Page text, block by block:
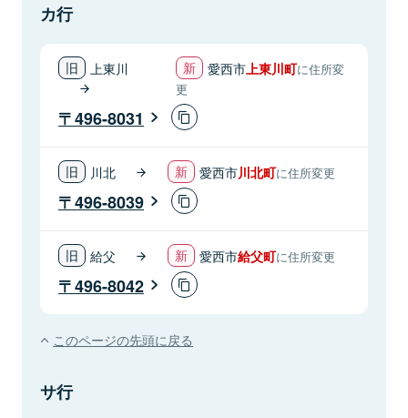
カ行
上東川 愛西市 上東川町に住所変
更
496-8031
川北 愛西市川北町に住所変更
496-8039
給父 愛西市給父町に住所変更
496-8042
このページの先頭に戻る
サ行